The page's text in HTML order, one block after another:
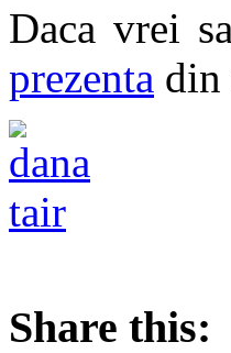
Daca vrei
prezenta
Share this: